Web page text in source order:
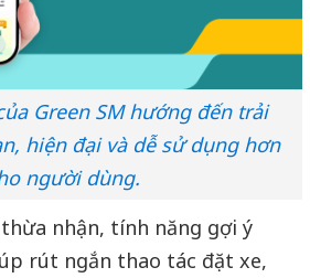
Green SM hướng đến trải
hiện đại và dễ sử dụng hơn
người dùng.
nhận, tính năng gợi ý
rút ngắn thao tác đặt xe,